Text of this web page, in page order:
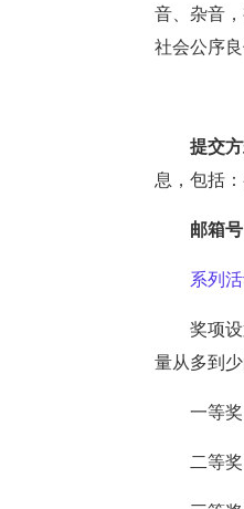
音、杂音
社会公序
提交
息，包括
邮箱号
系列
奖项
量从多到
一等
二等